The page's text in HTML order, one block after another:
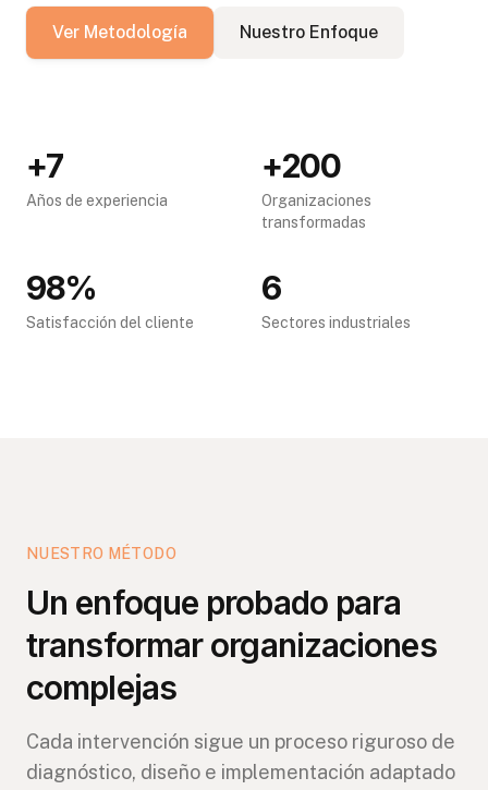
Ver Metodología Nuestro Enfoque
+7
Años de experiencia
+200
Organizaciones
transformadas
98%
Satisfacción del cliente
6
Sectores industriales
NUESTRO MÉTODO
Un enfoque probado para
transformar organizaciones
complejas
Cada intervención sigue un proceso riguroso de
diagnóstico, diseño e implementación adaptado